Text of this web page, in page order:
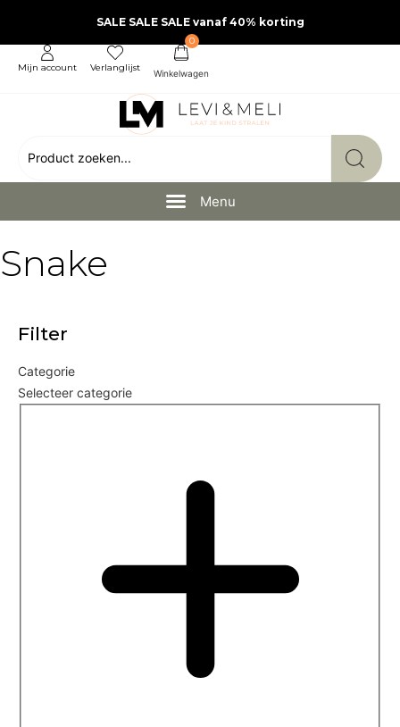
SALE SALE SALE vanaf 40% korting
Mijn account Verlanglijst
0
Snake
Filter
Categorie
Selecteer categorie